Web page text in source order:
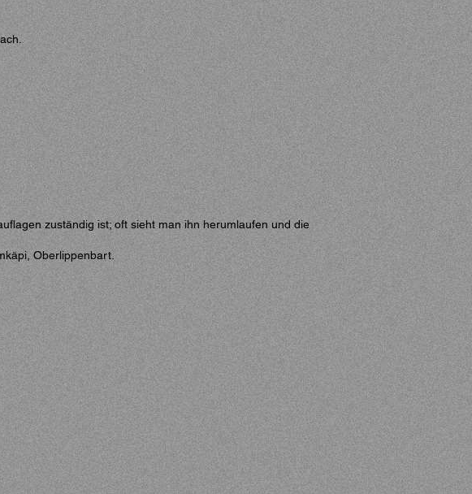
zuständig ist; oft sieht man ihn herumlaufen und die
Oberlippenbart.